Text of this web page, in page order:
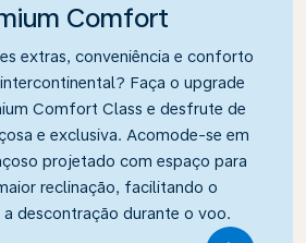
Comfort
extras, conveniência e conforto
Faça o upgrade
Comfort Class e desfrute de
e exclusiva. Acomode-se em
projetado com espaço para
reclinação, facilitando o
descontração durante o voo.